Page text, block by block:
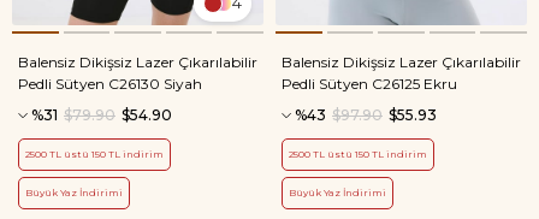
Balensiz Dikişsiz Lazer Çıkarılabilir
Pedli Sütyen C26130 Siyah
%31
$54.90
$79.90
2500 TL üstü 150 TL indirim
Büyük Yaz İndirimi
Balensiz Dikişsiz Lazer Çıkarılabilir
Pedli Sütyen C26125 Ekru
%43
$55.93
$97.90
2500 TL üstü 150 TL indirim
Büyük Yaz İndirimi